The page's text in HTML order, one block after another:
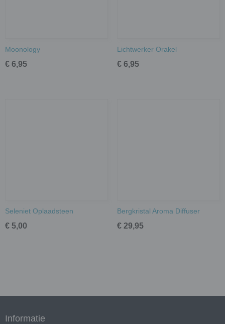
Moonology
€ 6,95
Lichtwerker Orakel
€ 6,95
Seleniet Oplaadsteen
€ 5,00
Bergkristal Aroma Diffuser
€ 29,95
Informatie